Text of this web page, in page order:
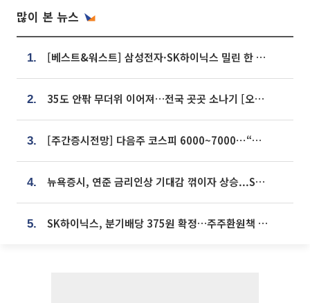
많이 본 뉴스
1. [베스트&워스트] 삼성전자·SK하이닉스 밀린 한 주…상상인증권은 85% 급등
2. 35도 안팎 무더위 이어져…전국 곳곳 소나기 [오늘 날씨]
3. [주간증시전망] 다음주 코스피 6000~7000⋯“外人 수급은 정책이 변수”
4. 뉴욕증시, 연준 금리인상 기대감 꺾이자 상승...S&P500 사상 최고치 [종합]
5. SK하이닉스, 분기배당 375원 확정…주주환원책 9월로 앞당겨 발표